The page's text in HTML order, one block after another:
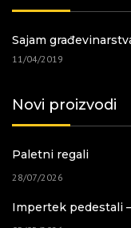
Sajam
11/04/2019
Novi proizvodi
Paletni regali
28/07/2026
Impertek pedestali